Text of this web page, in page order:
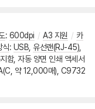
: 600dpi / A3 지원 / 카
식: USB 유선랜(RJ-45)
함, 자동 양면 인쇄 액세서
약 12,000매), C9732